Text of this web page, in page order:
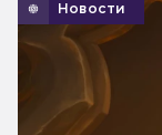
Новости